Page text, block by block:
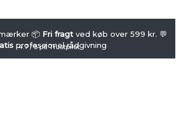
📦 Fri fragt ved køb over 599 kr. 💬
professionel rådgivning
4.7 / 5 på Trustpilot